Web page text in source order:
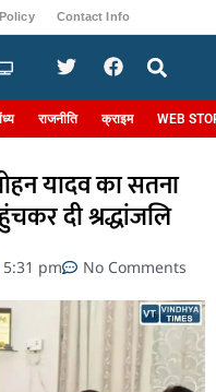
Contact Info
राजनीति क्राइम WEB
यादव का सतना
दी श्रद्धांजलि
5:31 pm No Comments